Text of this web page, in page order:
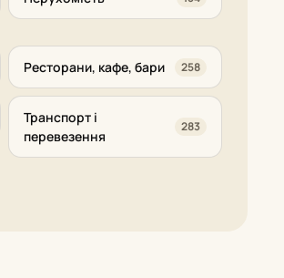
Ресторани, кафе, бари 258
Транспорт і
перевезення
283